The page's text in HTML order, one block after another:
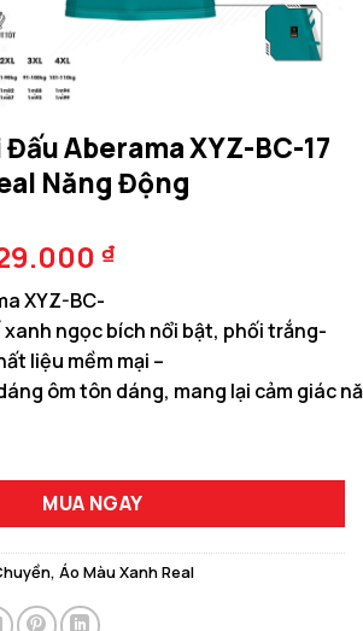
Aberama XYZ-BC-17
Năng Động
gốc
₫.
₫Giá
tại
là:
129.000 ₫.
XYZ-BC-
xanh ngọc bích nổi bật, phối trắng-
liệu mềm mại –
ôm tôn dáng, mang lại cảm giác
XYZ-BC-17 Màu Xanh Real Năng
MUA NGAY
, Áo Màu Xanh Real